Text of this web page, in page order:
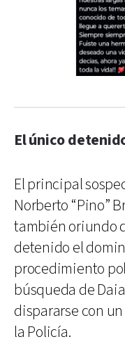
El único
El principal
Norberto “Pino”
también oriundo
detenido el
procedimiento
búsqueda de
dispararse con
la Policía.